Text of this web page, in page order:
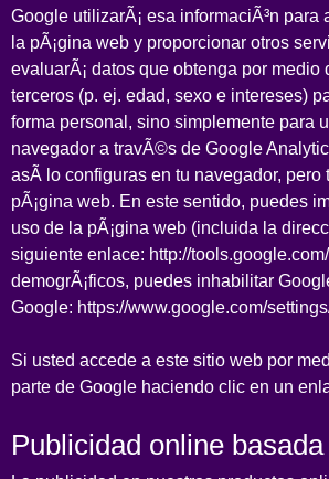
Google utilizarÃ¡ esa informaciÃ³n
la pÃ¡gina web y proporcionar otros
evaluarÃ¡ datos que obtenga por
terceros (p. ej. edad, sexo e intereses)
forma personal, sino simplemente para
navegador a travÃ©s de Google
asÃ­ lo configuras en tu navegador,
pÃ¡gina web. En este sentido, puedes
uso de la pÃ¡gina web (incluida la
siguiente enlace: http://
demogrÃ¡ficos, puedes inhabilitar
Google: https://www.google.com/
Si usted accede a este sitio web por
parte de Google haciendo clic en un
Publicidad online